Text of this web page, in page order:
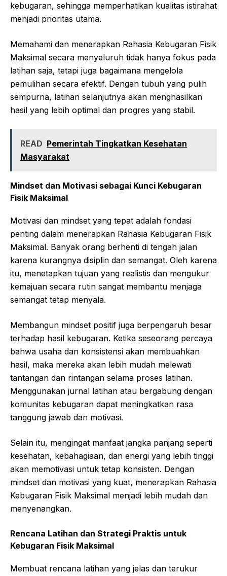
kebugaran, sehingga memperhatikan kualitas istirahat
menjadi prioritas utama.
Memahami dan menerapkan Rahasia Kebugaran Fisik
Maksimal secara menyeluruh tidak hanya fokus pada
latihan saja, tetapi juga bagaimana mengelola
pemulihan secara efektif. Dengan tubuh yang pulih
sempurna, latihan selanjutnya akan menghasilkan
hasil yang lebih optimal dan progres yang stabil.
READ Pemerintah Tingkatkan Kesehatan
Masyarakat
Mindset dan Motivasi sebagai Kunci Kebugaran
Fisik Maksimal
Motivasi dan mindset yang tepat adalah fondasi
penting dalam menerapkan Rahasia Kebugaran Fisik
Maksimal. Banyak orang berhenti di tengah jalan
karena kurangnya disiplin dan semangat. Oleh karena
itu, menetapkan tujuan yang realistis dan mengukur
kemajuan secara rutin sangat membantu menjaga
semangat tetap menyala.
Membangun mindset positif juga berpengaruh besar
terhadap hasil kebugaran. Ketika seseorang percaya
bahwa usaha dan konsistensi akan membuahkan
hasil, maka mereka akan lebih mudah melewati
tantangan dan rintangan selama proses latihan.
Menggunakan jurnal latihan atau bergabung dengan
komunitas kebugaran dapat meningkatkan rasa
tanggung jawab dan motivasi.
Selain itu, mengingat manfaat jangka panjang seperti
kesehatan, kebahagiaan, dan energi yang lebih tinggi
akan memotivasi untuk tetap konsisten. Dengan
mindset dan motivasi yang kuat, menerapkan Rahasia
Kebugaran Fisik Maksimal menjadi lebih mudah dan
menyenangkan.
Rencana Latihan dan Strategi Praktis untuk
Kebugaran Fisik Maksimal
Membuat rencana latihan yang jelas dan terukur